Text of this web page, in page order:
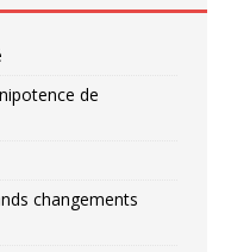
de
changements